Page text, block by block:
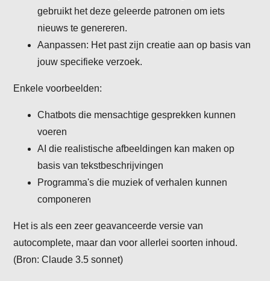
gebruikt het deze geleerde patronen om iets
nieuws te genereren.
Aanpassen: Het past zijn creatie aan op basis van
jouw specifieke verzoek.
Enkele voorbeelden:
Chatbots die mensachtige gesprekken kunnen
voeren
AI die realistische afbeeldingen kan maken op
basis van tekstbeschrijvingen
Programma's die muziek of verhalen kunnen
componeren
Het is als een zeer geavanceerde versie van
autocomplete, maar dan voor allerlei soorten inhoud.
(Bron: Claude 3.5 sonnet)